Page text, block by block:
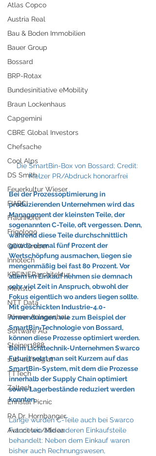
Atlas Copco
Austria Real
Bau & Boden Immobilien
Bauer Group
Bossard
BRP-Rotax
Bundesinitiative eMobility
Braun Lockenhaus
Capgemini
CBRE Global Investors
Chefsache
Cool Alps
DS Smith
Feuerkultur Wieser
FIABCI
Fraunhofer
Frigologo
GGW Gruber
Innotech
KREINERarchitektur
Mevisto
NTT Data
Pörner Anlagenbau
Software AG
Steiner1888
sub-auftrag.at
TTTech
Zaltech
Ennstal Picnic
RA Dr. Hornbanger
Avancetec/Midea
Die SmartBin-Box von Bossard; Credit:
Melzer PR/Abdruck honorarfrei
Bei der Prozessoptimierung in
produzierenden Unternehmen wird das
Management der kleinsten Teile, der
sogenannten C-Teile, oft vergessen. Denn,
während diese Teile durchschnittlich
gerade einmal fünf Prozent der
Wertschöpfung ausmachen, liegen sie
mengenmäßig bei fast 80 Prozent. Vor
allem im Einkauf nehmen sie demnach
sehr viel Zeit in Anspruch, obwohl der
Fokus eigentlich wo anders liegen sollte.
Mit geschickten Industrie-4.0-
Anwendungen, wie zum Beispiel der
SmartBin-Technologie von Bossard,
können diese Prozesse optimiert werden.
Beim Lichttechnik-Unternehmen Swarco
Futurit setzt man seit Kurzem auf das
SmartBin-System, mit dem die Prozesse
innerhalb der Supply Chain optimiert
sowie Lagerbestände reduziert werden
konnten.
Lange wurden C-Teile auch bei Swarco
Futurit wie alle anderen Einkaufsteile
behandelt: Neben dem Einkauf waren
bisher auch Rechnungswesen,